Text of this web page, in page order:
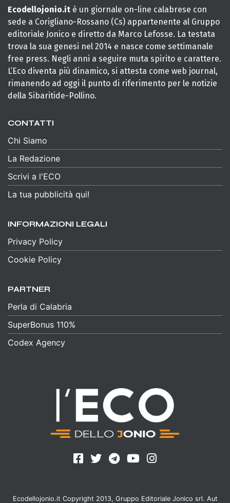
Ecodellojonio.it è un giornale on-line calabrese con
sede a Corigliano-Rossano (Cs) appartenente al Gruppo
editoriale Jonico e diretto da Marco Lefosse. La testata
trova la sua genesi nel 2014 e nasce come settimanale
free press. Negli anni a seguire muta spirito e carattere.
L’Eco diventa più dinamico, si attesta come web journal,
rimanendo ad oggi il punto di riferimento per le notizie
della Sibaritide-Pollino.
CONTATTI
Chi Siamo
La Redazione
Scrivi a l'ECO
La tua pubblicità qui!
INFORMAZIONI LEGALI
Privacy Policy
Cookie Policy
PARTNER
Perla di Calabria
SuperBonus 110%
Codex Agency
Ecodellojonio.it Copyright 2013, Gruppo Editoriale Jonico srl. Aut